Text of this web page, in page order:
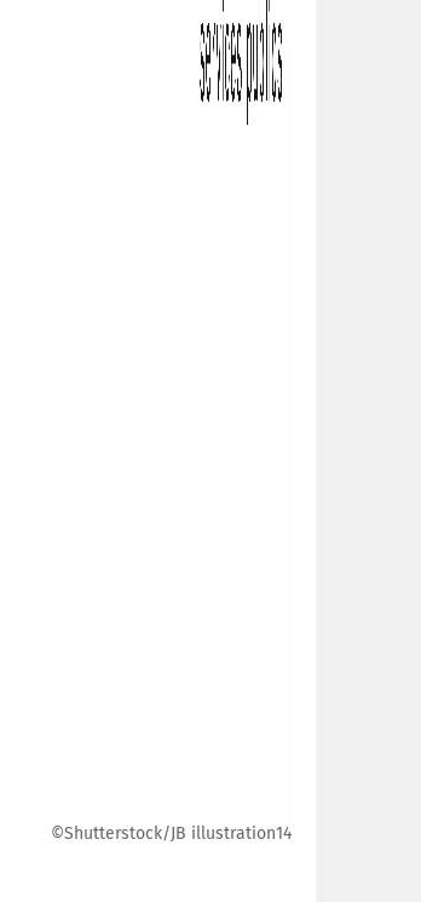
©Shutterstock/JB illustration14